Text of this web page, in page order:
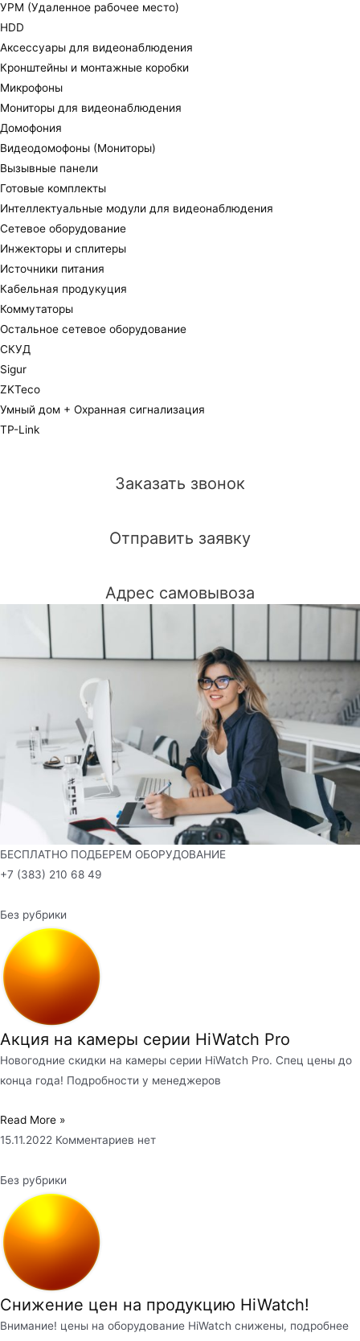
УРМ (Удаленное рабочее место)
HDD
Аксессуары для видеонаблюдения
Кронштейны и монтажные коробки
Микрофоны
Мониторы для видеонаблюдения
Домофония
Видеодомофоны (Мониторы)
Вызывные панели
Готовые комплекты
Интеллектуальные модули для видеонаблюдения
Сетевое оборудование
Инжекторы и сплитеры
Источники питания
Кабельная продукуция
Коммутаторы
Остальное сетевое оборудование
СКУД
Sigur
ZKTeco
Умный дом + Охранная сигнализация
TP-Link
Заказать звонок
Отправить заявку
Адрес самовывоза
БЕСПЛАТНО ПОДБЕРЕМ ОБОРУДОВАНИЕ
+7 (383) 210 68 49
Без рубрики
Акция на камеры серии HiWatch Pro
Новогодние скидки на камеры серии HiWatch Pro. Спец цены до
конца года! Подробности у менеджеров
Read More »
15.11.2022 Комментариев нет
Без рубрики
Снижение цен на продукцию HiWatch!
Внимание! цены на оборудование HiWatch снижены, подробнее